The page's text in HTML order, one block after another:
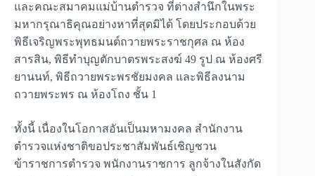
และคณะสมาคมแม่บ้านตำรวจ ที่ต่างสำนึกในพระ
มหากรุณาธิคุณอย่างหาที่สุดมิได้ โดยประกอบด้วย
พิธีเจริญพระพุทธมนต์ถวายพระราชกุศล ณ ห้อง
สารสิน, พิธีทำบุญตักบาตรพระสงฆ์ 49 รูป ณ ห้องศรี
ยานนท์, พิธีถวายพระพรชัยมงคล และพิธีลงนาม
ถวายพระพร ณ ห้องโถง ชั้น 1
ทั้งนี้ เนื่องในโอกาสอันเป็นมหามงคล สำนักงาน
ตำรวจแห่งชาติขอประชาสัมพันธ์เชิญชวน
ข้าราชการตำรวจ พนักงานราชการ ลูกจ้างในสังกัด